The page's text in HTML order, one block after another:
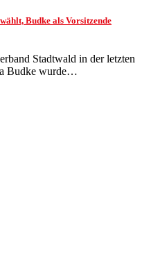
Budke als Vorsitzende
Stadtwald in der letzten
Budke wurde…